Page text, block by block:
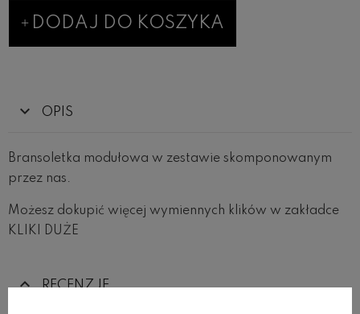
DODAJ DO KOSZYKA
OPIS
Bransoletka modułowa w zestawie skomponowanym
przez nas.
Możesz dokupić więcej wymiennych klików w zakładce
KLIKI DUŻE
RECENZJE